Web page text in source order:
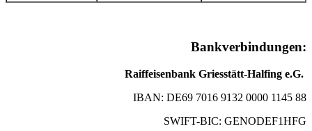
Bankverbindungen:
Raiffeisenbank Griesstätt-Halfing e.G.
IBAN: DE69 7016 9132 0000 1145 88
SWIFT-BIC: GENODEF1HFG